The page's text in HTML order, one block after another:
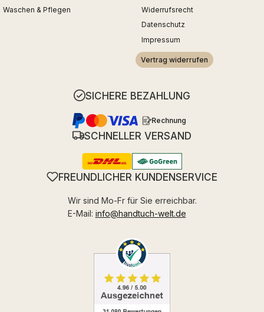
Waschen & Pflegen
Widerrufsrecht
Datenschutz
Impressum
Vertrag widerrufen
SICHERE BEZAHLUNG
Rechnung
SCHNELLER VERSAND
FREUNDLICHER KUNDENSERVICE
Wir sind Mo-Fr für Sie erreichbar.
E-Mail: info@handtuch-welt.de